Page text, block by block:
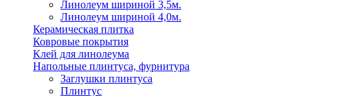
Линолеум шириной 3,5м.
Линолеум шириной 4,0м.
Керамическая плитка
Ковровые покрытия
Клей для линолеума
Напольные плинтуса, фурнитура
Заглушки плинтуса
Плинтус